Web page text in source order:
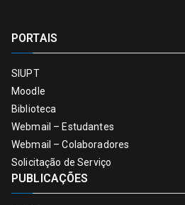
PORTAIS
SIUPT
Moodle
Biblioteca
Webmail – Estudantes
Webmail – Colaboradores
Solicitação de Serviço
PUBLICAÇÕES